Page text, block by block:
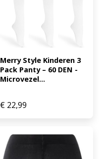
Merry Style Kinderen 3
Pack Panty – 60 DEN -
Microvezel...
€ 22,99